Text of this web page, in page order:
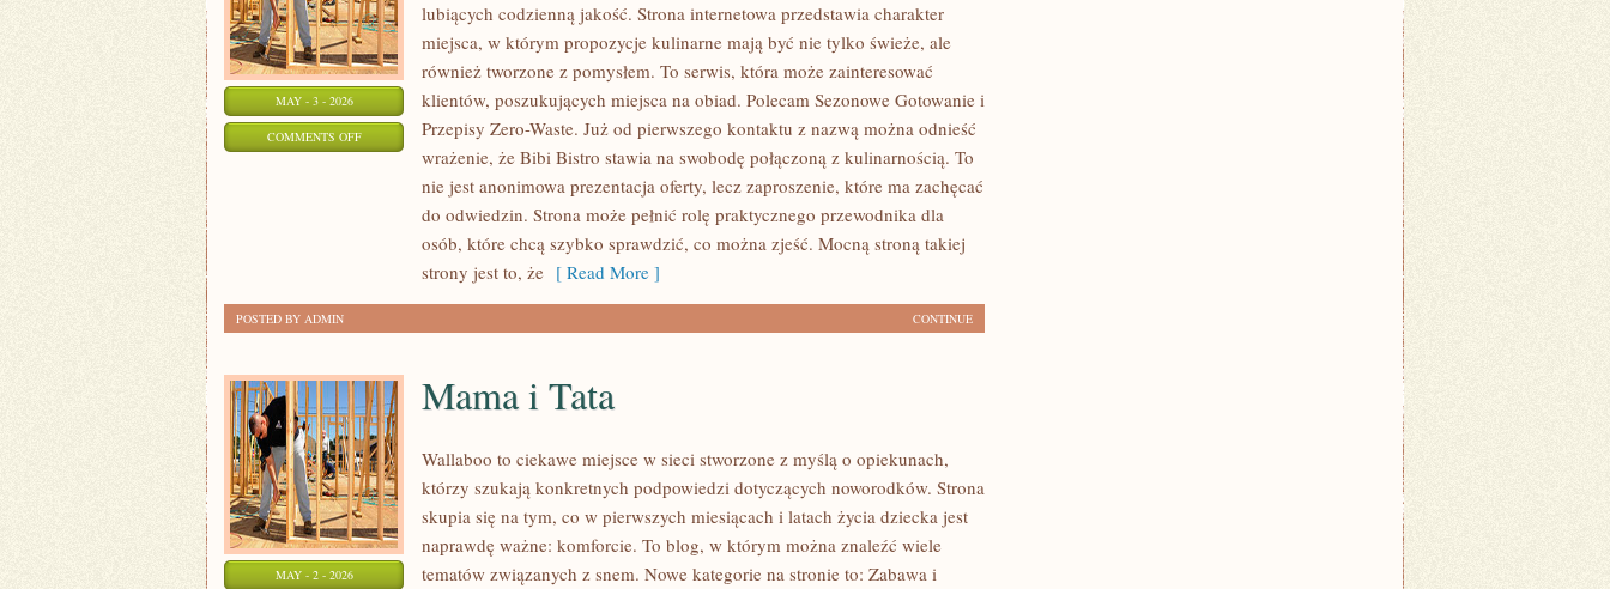
MAY - 3 - 2026
COMMENTS OFFON
ZAKUPOWY
lubiących codzienną jakość. Strona internetowa przedstawia charakter
miejsca, w którym propozycje kulinarne mają być nie tylko świeże, ale
również tworzone z pomysłem. To serwis, która może zainteresować
klientów, poszukujących miejsca na obiad. Polecam Sezonowe Gotowanie i
Przepisy Zero-Waste. Już od pierwszego kontaktu z nazwą można odnieść
wrażenie, że Bibi Bistro stawia na swobodę połączoną z kulinarnością. To
nie jest anonimowa prezentacja oferty, lecz zaproszenie, które ma zachęcać
do odwiedzin. Strona może pełnić rolę praktycznego przewodnika dla
osób, które chcą szybko sprawdzić, co można zjeść. Mocną stroną takiej
strony jest to, że [ Read More ]
CONTINUE
POSTED BY ADMIN
MAY - 2 - 2026
Mama i Tata
Wallaboo to ciekawe miejsce w sieci stworzone z myślą o opiekunach,
którzy szukają konkretnych podpowiedzi dotyczących noworodków. Strona
skupia się na tym, co w pierwszych miesiącach i latach życia dziecka jest
naprawdę ważne: komforcie. To blog, w którym można znaleźć wiele
tematów związanych z snem. Nowe kategorie na stronie to: Zabawa i